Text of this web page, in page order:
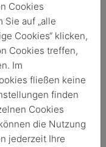
Cookies
auf „alle
Cookies“ klicken,
Cookies treffen,
Im
fließen keine
finden
Cookies
die Nutzung
jederzeit Ihre